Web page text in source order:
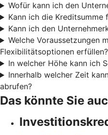
Wofür kann ich den
Kann ich die Kreditsumme
Kann ich den
Welche Voraussetzungen
Flexibilitätsoptionen erfüllen?
In welcher Höhe kann ich
Innerhalb welcher Zeit
abrufen?
Das könnte Sie